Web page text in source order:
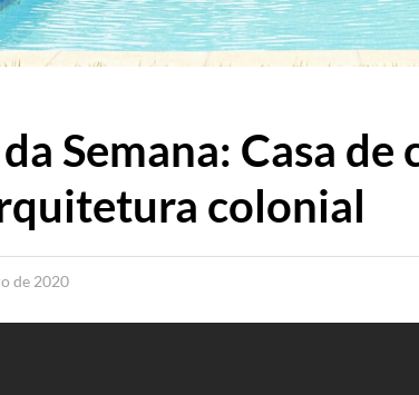
Semana: Casa de
colonial
de 2020